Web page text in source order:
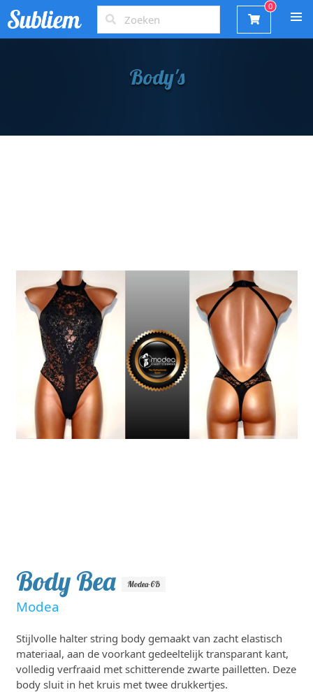
Body's
Body Bea Modea-6B
Modea
Stijlvolle halter string body gemaakt van zacht elastisch
materiaal, aan de voorkant gedeeltelijk transparant kant,
volledig verfraaid met schitterende zwarte pailletten. Deze
body sluit in het kruis met twee drukkertjes.